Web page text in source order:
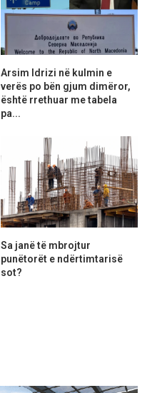
Arsim Idrizi në kulmin e
verës po bën gjum dimëror,
është rrethuar me tabela
pa...
Sa janë të mbrojtur
punëtorët e ndërtimtarisë
sot?